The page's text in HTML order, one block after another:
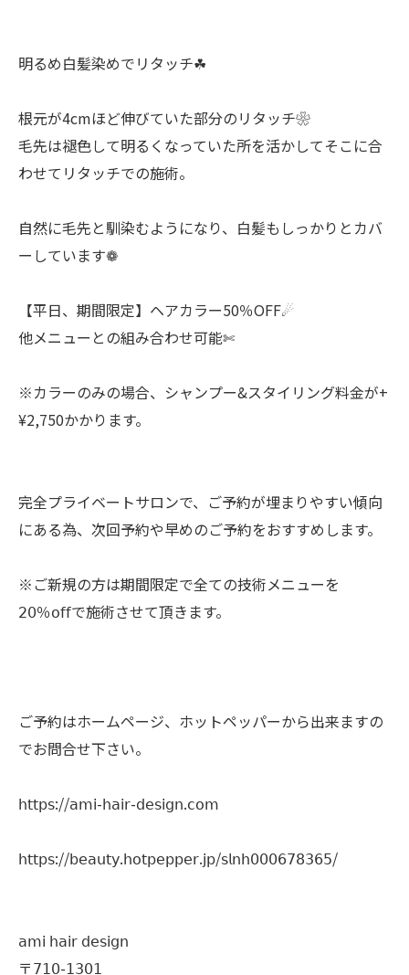
明るめ白髪染めでリタッチ☘︎
根元が4cmほど伸びていた部分のリタッチ❀
毛先は褪色して明るくなっていた所を活かしてそこに合
わせてリタッチでの施術。
自然に毛先と馴染むようになり、白髪もしっかりとカバ
ーしています❁
【平日、期間限定】ヘアカラー50％OFF☄︎
他メニューとの組み合わせ可能✄
※カラーのみの場合、シャンプー&スタイリング料金が+
¥2,750かかります。
完全プライベートサロンで、ご予約が埋まりやすい傾向
にある為、次回予約や早めのご予約をおすすめします。
※ご新規の方は期間限定で全ての技術メニューを
𝟤𝟢％𝗈𝖿𝖿で施術させて頂きます。
ご予約はホームページ、ホットペッパーから出来ますの
でお問合せ下さい。
𝗁𝗍𝗍𝗉𝗌://𝖺𝗆𝗂-𝗁𝖺𝗂𝗋-𝖽𝖾𝗌𝗂𝗀𝗇.𝖼𝗈𝗆
𝗁𝗍𝗍𝗉𝗌://𝖻𝖾𝖺𝗎𝗍𝗒.𝗁𝗈𝗍𝗉𝖾𝗉𝗉𝖾𝗋.𝗃𝗉/𝗌𝗅𝗇𝗁𝟢𝟢𝟢𝟨𝟩𝟪𝟥𝟨𝟧/
𝖺𝗆𝗂 𝗁𝖺𝗂𝗋 𝖽𝖾𝗌𝗂𝗀𝗇
〒𝟩𝟣𝟢-𝟣𝟥𝟢𝟣